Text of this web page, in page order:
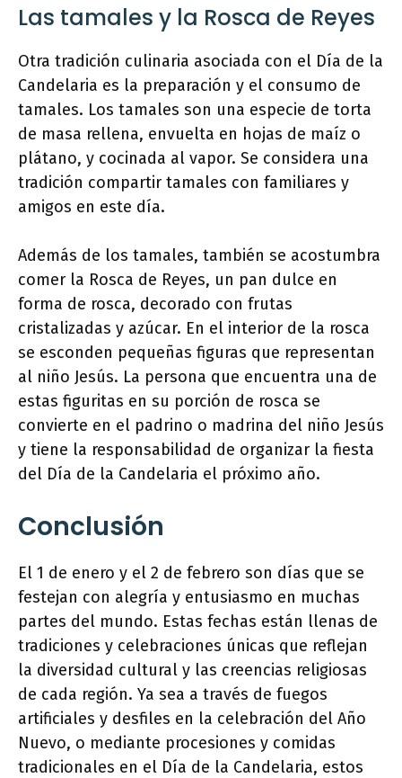
Las tamales y la Rosca de Reyes
Otra tradición culinaria asociada con el Día de la
Candelaria es la preparación y el consumo de
tamales. Los tamales son una especie de torta
de masa rellena, envuelta en hojas de maíz o
plátano, y cocinada al vapor. Se considera una
tradición compartir tamales con familiares y
amigos en este día.
Además de los tamales, también se acostumbra
comer la Rosca de Reyes, un pan dulce en
forma de rosca, decorado con frutas
cristalizadas y azúcar. En el interior de la rosca
se esconden pequeñas figuras que representan
al niño Jesús. La persona que encuentra una de
estas figuritas en su porción de rosca se
convierte en el padrino o madrina del niño Jesús
y tiene la responsabilidad de organizar la fiesta
del Día de la Candelaria el próximo año.
Conclusión
El 1 de enero y el 2 de febrero son días que se
festejan con alegría y entusiasmo en muchas
partes del mundo. Estas fechas están llenas de
tradiciones y celebraciones únicas que reflejan
la diversidad cultural y las creencias religiosas
de cada región. Ya sea a través de fuegos
artificiales y desfiles en la celebración del Año
Nuevo, o mediante procesiones y comidas
tradicionales en el Día de la Candelaria, estos